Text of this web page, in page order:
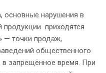
основные нарушения в
приходятся
— точки продаж,
общественного
запрещённое время. При